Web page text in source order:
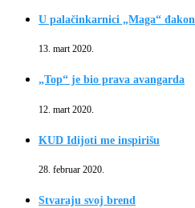
U palačinkarnici „Maga“
13. mart 2020.
„Top“ je bio prava avangarda
12. mart 2020.
KUD Idijoti me inspirišu
28. februar 2020.
Stvaraju svoj brend